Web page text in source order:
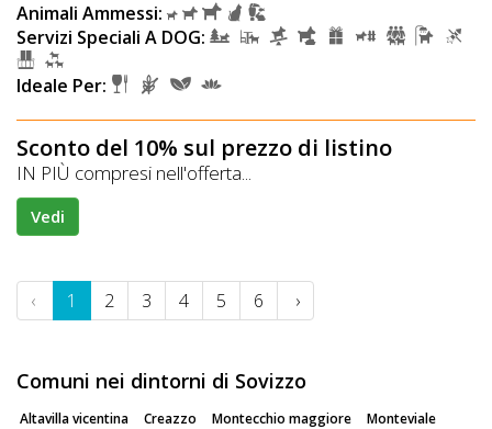
Animali Ammessi:
Servizi Speciali A DOG:
Ideale Per:
Sconto del 10% sul prezzo di listino
IN PIÙ compresi nell'offerta...
Vedi
‹ 1 2 3 4 5 6 ›
Comuni nei dintorni di Sovizzo
Altavilla vicentina Creazzo Montecchio maggiore
Monteviale